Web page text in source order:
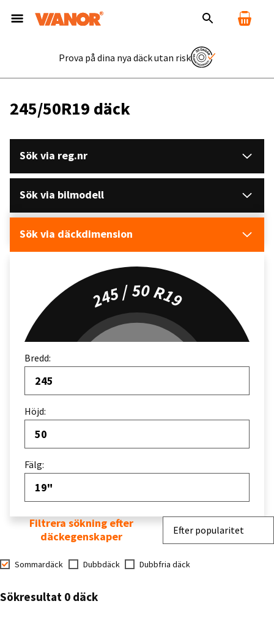
Prova på dina nya däck utan risk
245/50R19 däck
Sök via reg.nr
Sök via bilmodell
Sök via däckdimension
245 / 50 R19
Bredd:
245
Höjd:
50
Fälg:
19"
Sommardäck Dubbdäck Dubbfria däck
Sortera efter
Efter popularitet
Sökresultat 0 däck
Filtrera sökning efter
däckegenskaper